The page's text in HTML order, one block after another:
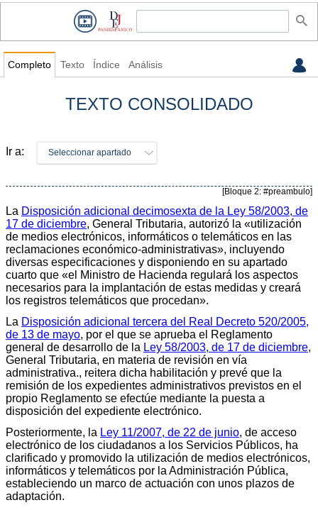
Completo Texto Índice Análisis
TEXTO CONSOLIDADO
Ir a: Seleccionar apartado
[Bloque 2: #preambulo]
La Disposición adicional decimosexta de la Ley 58/2003, de
17 de diciembre, General Tributaria, autorizó la «utilización
de medios electrónicos, informáticos o telemáticos en las
reclamaciones económico-administrativas», incluyendo
diversas especificaciones y disponiendo en su apartado
cuarto que «el Ministro de Hacienda regulará los aspectos
necesarios para la implantación de estas medidas y creará
los registros telemáticos que procedan».
La Disposición adicional tercera del Real Decreto 520/2005,
de 13 de mayo, por el que se aprueba el Reglamento
general de desarrollo de la Ley 58/2003, de 17 de diciembre,
General Tributaria, en materia de revisión en vía
administrativa., reitera dicha habilitación y prevé que la
remisión de los expedientes administrativos previstos en el
propio Reglamento se efectúe mediante la puesta a
disposición del expediente electrónico.
Posteriormente, la Ley 11/2007, de 22 de junio, de acceso
electrónico de los ciudadanos a los Servicios Públicos, ha
clarificado y promovido la utilización de medios electrónicos,
informáticos y telemáticos por la Administración Pública,
estableciendo un marco de actuación con unos plazos de
adaptación.